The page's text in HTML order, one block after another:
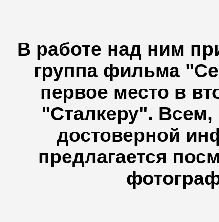
В работе над ним
группа фильма
первое место в
"Сталкеру". Всем,
достоверной
предлагается